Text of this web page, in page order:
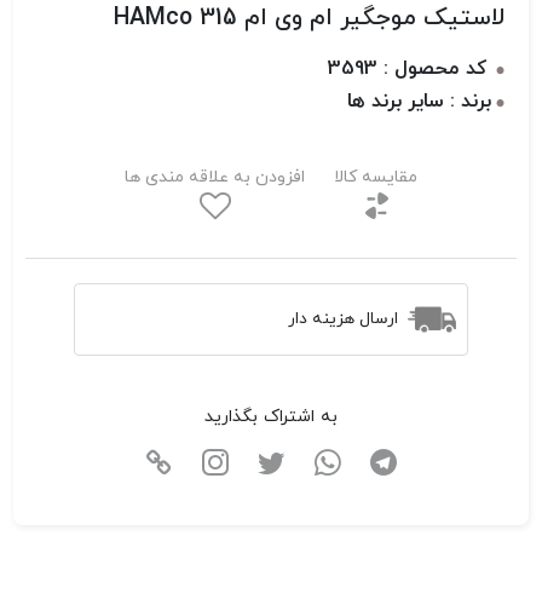
لاستیک موجگیر ام وی ام 315 HAMco
کد محصول : 3593
برند : سایر برند ها
مقایسه کالا افزودن به علاقه مندی ها
ارسال هزینه دار
به اشتراک بگذارید